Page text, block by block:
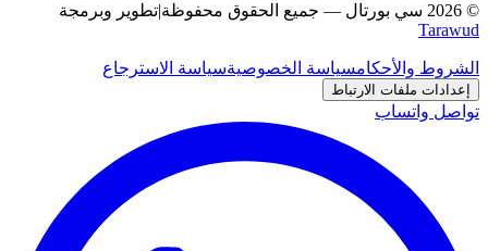
©
2026 سي بورتال — جميع الحقوق محفوظة|تطوير وبرمجة
Tarawud
الشروط والأحكامسياسة الخصوصيةسياسة الاسترجاع
إعدادات ملفات الارتباط
تواصل واتساب